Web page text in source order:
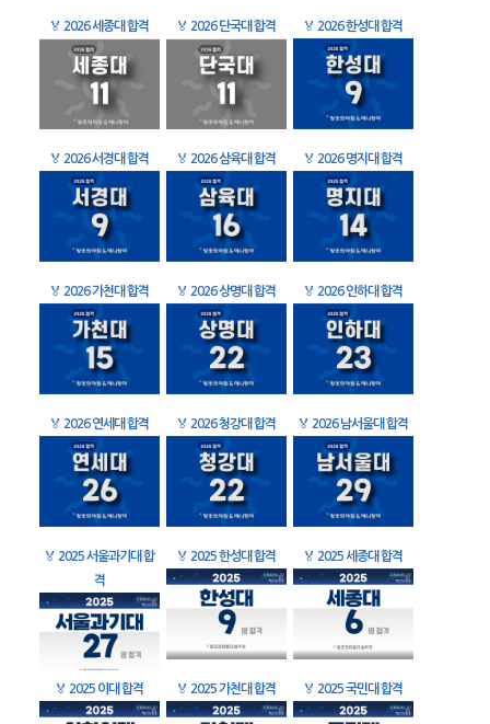
🏅 2026 세종대 합격 🏅 2026 단국대 합격 🏅 2026 한성대 합격
🏅 2026 서경대 합격 🏅 2026 삼육대 합격 🏅 2026 명지대 합격
🏅 2026 가천대 합격 🏅 2026 상명대 합격 🏅 2026 인하대 합격
🏅 2026 연세대 합격 🏅 2026 청강대 합격 🏅 2026 남서울대 합격
🏅 2025 서울과기대 합
격
🏅 2025 한성대 합격 🏅 2025 세종대 합격
🏅 2025 이대 합격 🏅 2025 가천대 합격 🏅 2025 국민대 합격